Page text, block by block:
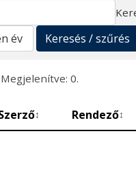
Keresés / szűrés
0.
↕ Rendező↕